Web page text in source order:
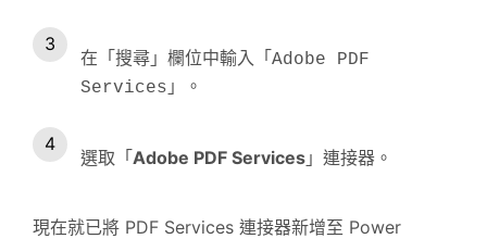
在「搜尋」欄位中輸入「Adobe PDF
Services 」。
選取「Adobe PDF Services 」連接器。
現在就已將 PDF Services 連接器新增至 Power